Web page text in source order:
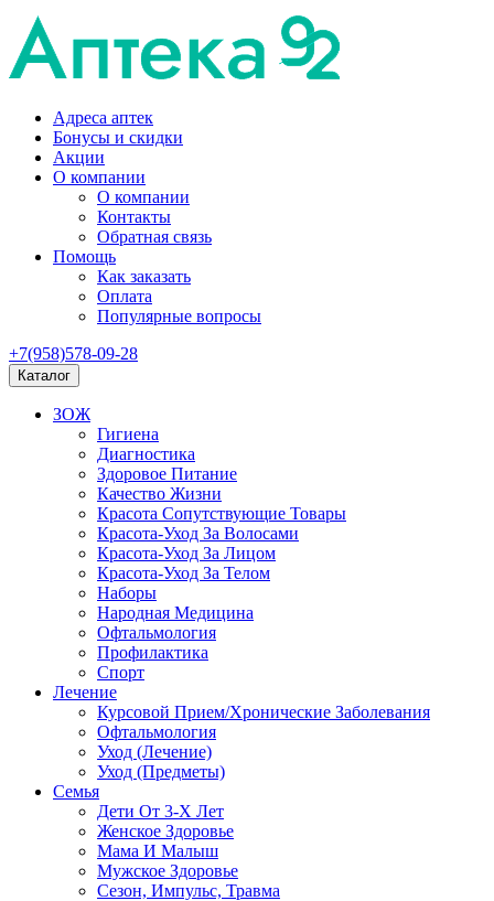
Адреса аптек
Бонусы и скидки
Акции
О компании
О компании
Контакты
Обратная связь
Помощь
Как заказать
Оплата
Популярные вопросы
+7(958)578-09-28
Каталог
ЗОЖ
Гигиена
Диагностика
Здоровое Питание
Качество Жизни
Красота Сопутствующие Товары
Красота-Уход За Волосами
Красота-Уход За Лицом
Красота-Уход За Телом
Наборы
Народная Медицина
Офтальмология
Профилактика
Спорт
Лечение
Курсовой Прием/Хронические Заболевания
Офтальмология
Уход (Лечение)
Уход (Предметы)
Семья
Дети От 3-Х Лет
Женское Здоровье
Мама И Малыш
Мужское Здоровье
Сезон, Импульс, Травма